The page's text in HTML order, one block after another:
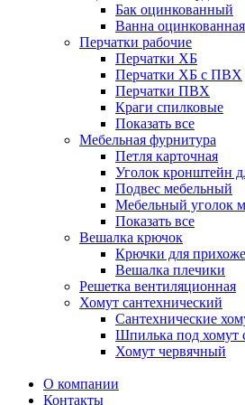
Бак оцинкованный
Ванна оцинкованная
Перчатки рабочие
Перчатки ХБ
Перчатки ХБ с ПВХ
Перчатки ПВХ
Краги спилковые
Показать все
Мебельная фурнитура
Петля карточная
Уголок кронштейн
Подвес мебельный
Мебельный уголок
Показать все
Вешалка крючок
Крючки для
Вешалка плечики
Решетка вентиляционная
Хомут сантехнический
Сантехнические
Шпилька под хомут
Хомут червячный
О компании
Контакты